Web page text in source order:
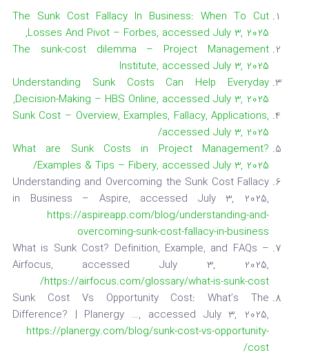
The Sunk Cost Fallacy In Business: When To Cut
Losses And Pivot – Forbes, accessed July 3, 2025,
The sunk-cost dilemma – Project Management
Institute, accessed July 3, 2025
Understanding Sunk Costs Can Help Everyday
Decision-Making – HBS Online, accessed July 3, 2025,
Sunk Cost – Overview, Examples, Fallacy, Applications,
accessed July 3, 2025
/
What are Sunk Costs in Project Management?
Examples & Tips – Fibery, accessed July 3, 2025
/
Understanding and Overcoming the Sunk Cost Fallacy
in Business – Aspire, accessed July 3, 2025,
https://aspireapp.com/blog/understanding-and-
overcoming-sunk-cost-fallacy-in-business
What is Sunk Cost? Definition, Example, and FAQs –
Airfocus, accessed July 3, 2025,
https://airfocus.com/glossary/what-is-sunk-cost/
Sunk Cost Vs Opportunity Cost: What’s The
Difference? | Planergy …, accessed July 3, 2025,
https://planergy.com/blog/sunk-cost-vs-opportunity-
cost/